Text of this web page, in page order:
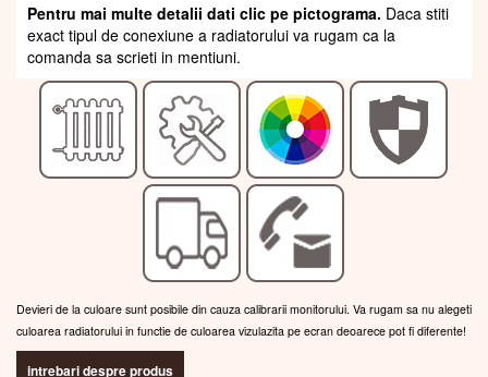
Pentru mai multe detalii dati clic pe pictograma. Daca stiti
exact tipul de conexiune a radiatorului va rugam ca la
comanda sa scrieti in mentiuni.
Devieri de la culoare sunt posibile din cauza calibrarii monitorului. Va rugam sa nu alegeti
culoarea radiatorului in functie de culoarea vizulazita pe ecran deoarece pot fi diferente!
intrebari despre produs